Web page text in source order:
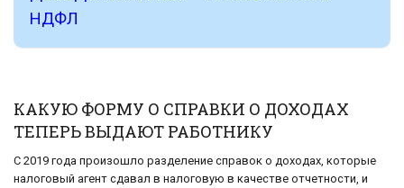
НДФЛ
КАКУЮ ФОРМУ О СПРАВКИ О ДОХОДАХ
ТЕПЕРЬ ВЫДАЮТ РАБОТНИКУ
С 2019 года произошло разделение справок о доходах, которые
налоговый агент сдавал в налоговую в качестве отчетности, и